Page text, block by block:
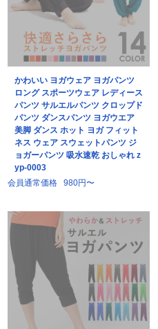
かわいい ヨガウェア ヨガパンツ
ロング スポーツウェア レディース
パンツ サルエルパンツ クロップド
パンツ ダンスパンツ ヨガウエア
美脚 ダンス ホット ヨガ フィット
ネス ウェア スウェットパンツ ジ
ョガーパンツ 吸水速乾 おしゃれ z
yp-0003
会員通常価格
980円〜